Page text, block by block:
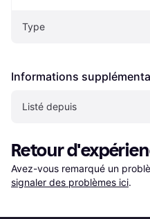
Type
Informations
Listé depuis
Retour
Avez-vous remarqué un
signaler des problèmes ici.